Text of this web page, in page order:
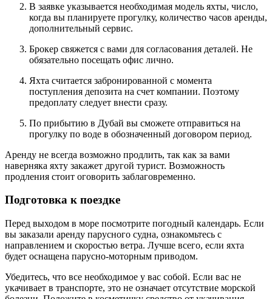
В заявке указывается необходимая модель яхты, число,
когда вы планируете прогулку, количество часов аренды,
дополнительный сервис.
Брокер свяжется с вами для согласования деталей. Не
обязательно посещать офис лично.
Яхта считается забронированной с момента
поступления депозита на счет компании. Поэтому
предоплату следует внести сразу.
По прибытию в Дубай вы сможете отправиться на
прогулку по воде в обозначенный договором период.
Аренду не всегда возможно продлить, так как за вами
наверняка яхту закажет другой турист. Возможность
продления стоит оговорить заблаговременно.
Подготовка к поездке
Перед выходом в море посмотрите погодный календарь. Если
вы заказали аренду парусного судна, ознакомьтесь с
направлением и скоростью ветра. Лучше всего, если яхта
будет оснащена парусно-моторным приводом.
Убедитесь, что все необходимое у вас собой. Если вас не
укачивает в транспорте, это не означает отсутствие морской